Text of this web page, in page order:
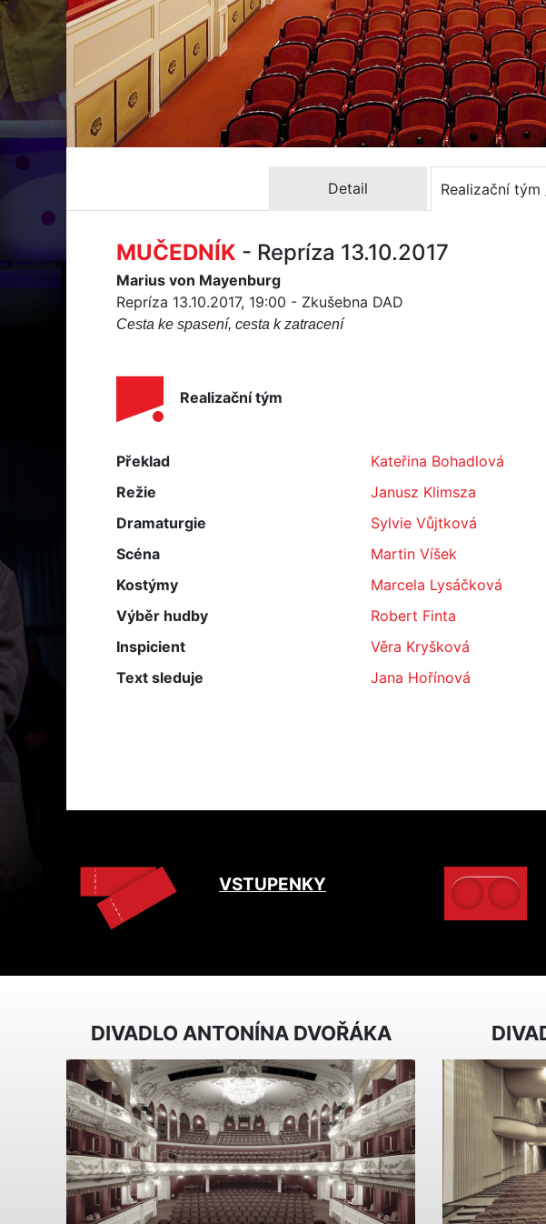
Detail Realizační tým
MUČEDNÍK - Repríza 13.10.2017
Marius von Mayenburg
Repríza 13.10.2017, 19:00 - Zkušebna DAD
Cesta ke spasení, cesta k zatracení
Realizační tým
Překlad
Kateřina Bohadlová
Režie
Janusz Klimsza
Dramaturgie
Sylvie Vůjtková
Scéna
Martin Víšek
Kostýmy
Marcela Lysáčková
Výběr hudby
Robert Finta
Inspicient
Věra Kryšková
Text sleduje
Jana Hořínová
VSTUPENKY
DIVADLO ANTONÍNA DVOŘÁKA